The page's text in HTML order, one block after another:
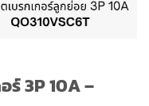
ร์ 3P 10A –